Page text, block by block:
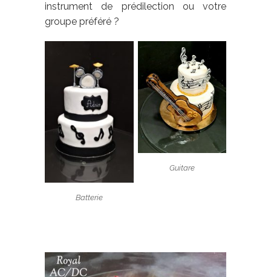
instrument de prédilection ou votre
groupe préféré ?
Batterie
Guitare